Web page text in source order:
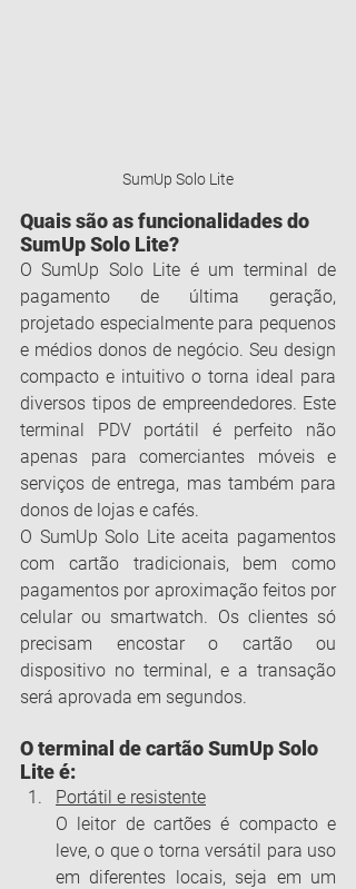
SumUp Solo Lite
Quais são as funcionalidades do
SumUp Solo Lite?
O SumUp Solo Lite é um terminal de
pagamento de última geração,
projetado especialmente para pequenos
e médios donos de negócio. Seu design
compacto e intuitivo o torna ideal para
diversos tipos de empreendedores. Este
terminal PDV portátil é perfeito não
apenas para comerciantes móveis e
serviços de entrega, mas também para
donos de lojas e cafés.
O SumUp Solo Lite aceita pagamentos
com cartão tradicionais, bem como
pagamentos por aproximação feitos por
celular ou smartwatch. Os clientes só
precisam encostar o cartão ou
dispositivo no terminal, e a transação
será aprovada em segundos.
O terminal de cartão SumUp Solo
Lite é:
Portátil e resistente
O leitor de cartões é compacto e
leve, o que o torna versátil para uso
em diferentes locais, seja em um